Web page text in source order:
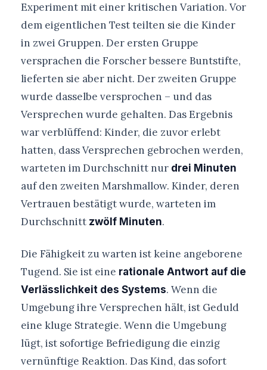
Experiment mit einer kritischen Variation. Vor
dem eigentlichen Test teilten sie die Kinder
in zwei Gruppen. Der ersten Gruppe
versprachen die Forscher bessere Buntstifte,
lieferten sie aber nicht. Der zweiten Gruppe
wurde dasselbe versprochen – und das
Versprechen wurde gehalten. Das Ergebnis
war verblüffend: Kinder, die zuvor erlebt
hatten, dass Versprechen gebrochen werden,
warteten im Durchschnitt nur drei Minuten
auf den zweiten Marshmallow. Kinder, deren
Vertrauen bestätigt wurde, warteten im
Durchschnitt zwölf Minuten.
Die Fähigkeit zu warten ist keine angeborene
Tugend. Sie ist eine rationale Antwort auf die
Verlässlichkeit des Systems. Wenn die
Umgebung ihre Versprechen hält, ist Geduld
eine kluge Strategie. Wenn die Umgebung
lügt, ist sofortige Befriedigung die einzig
vernünftige Reaktion. Das Kind, das sofort